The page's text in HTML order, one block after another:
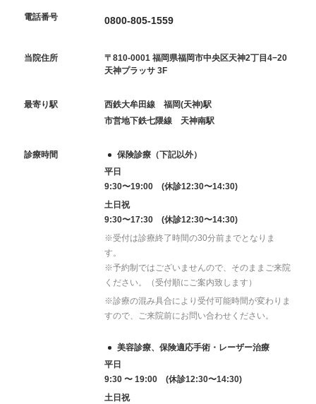
電話番号 0800-805-1559
当院住所
〒810-0001 福岡県福岡市中央区天神2丁目4−20
天神プラッサ 3F
最寄り駅
西鉄大牟田線 福岡(天神)駅
市営地下鉄七隈線 天神南駅
診療時間
保険診療（下記以外）
平日
9:30〜19:00 (休診12:30〜14:30)
土日祝
9:30〜17:30 (休診12:30〜14:30)
※受付は診療終了時間の30分前までとなりま
す。
※予約制ではございませんので、そのままご来院
ください。（受付順にご案内致します）
※診療の混み具合により受付可能時間が変わりま
すので、ご来院前にお問い合わせください。
美容診療、保険適応手術・レーザー治療
平日
9:30 〜 19:00 (休診12:30〜14:30)
土日祝